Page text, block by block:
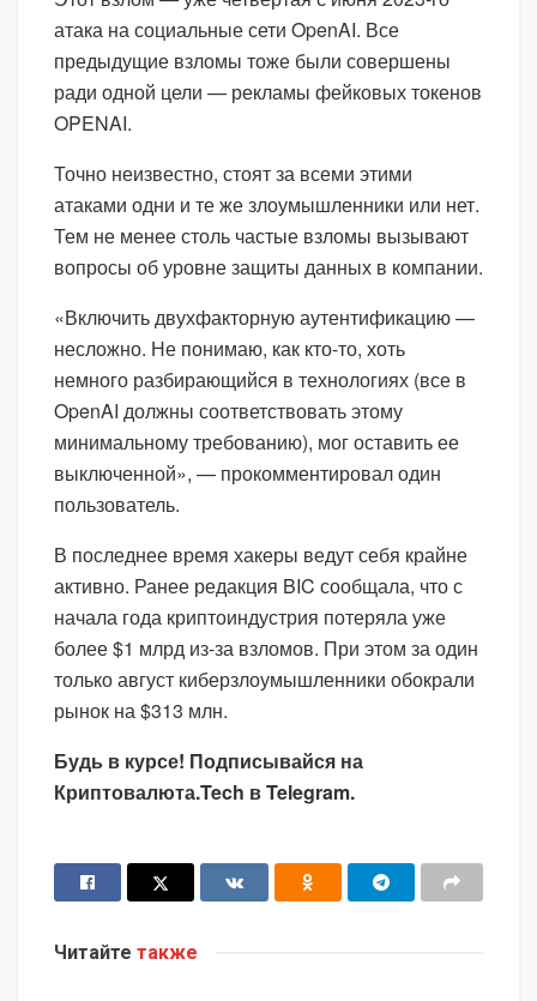
атака на социальные сети OpenAI. Все
предыдущие взломы тоже были совершены
ради одной цели — рекламы фейковых токенов
OPENAI.
Точно неизвестно, стоят за всеми этими
атаками одни и те же злоумышленники или нет.
Тем не менее столь частые взломы вызывают
вопросы об уровне защиты данных в компании.
«Включить двухфакторную аутентификацию —
несложно. Не понимаю, как кто-то, хоть
немного разбирающийся в технологиях (все в
OpenAI должны соответствовать этому
минимальному требованию), мог оставить ее
выключенной», — прокомментировал один
пользователь.
В последнее время хакеры ведут себя крайне
активно. Ранее редакция BIC сообщала, что с
начала года криптоиндустрия потеряла уже
более $1 млрд из-за взломов. При этом за один
только август киберзлоумышленники обокрали
рынок на $313 млн.
Будь в курсе! Подписывайся на
Криптовалюта.Tech в Telegram.
Читайте также